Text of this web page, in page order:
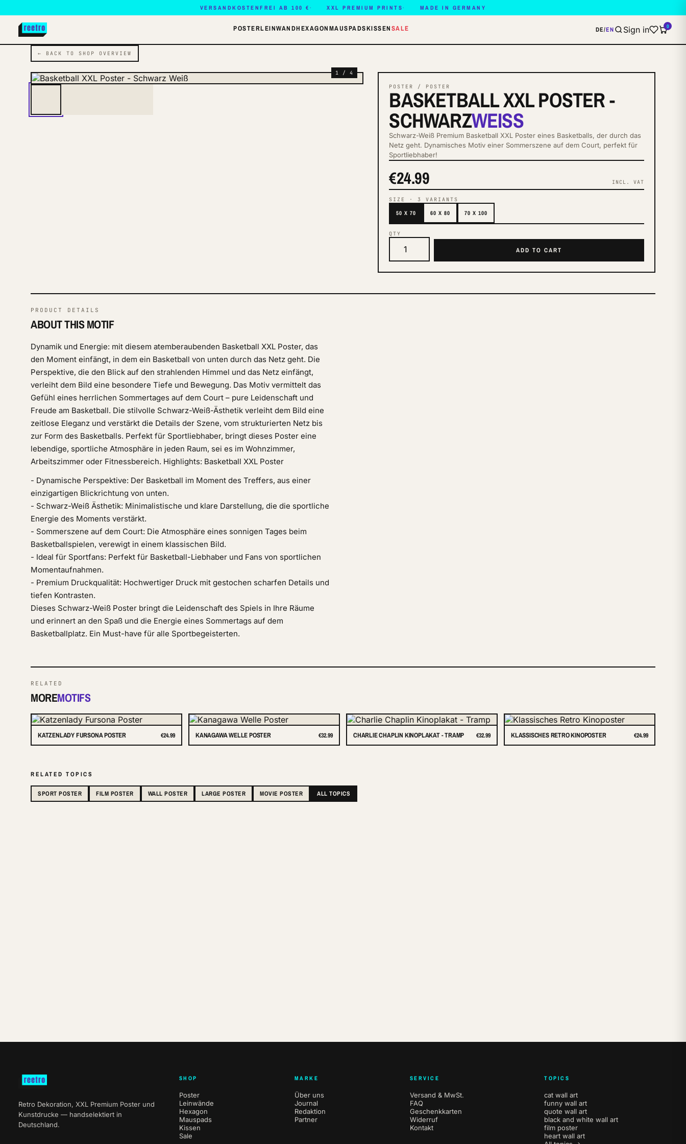
VERSANDKOSTENFREI AB 100 € XXL PREMIUM PRINTS MADE IN GERMANY
POSTERLEINWANDHEXAGONMAUSPADSKISSENSALE DE/EN Sign in 0
← BACK TO SHOP OVERVIEW
1 / 4
POSTER / POSTER
BASKETBALL XXL POSTER -
SCHWARZWEISS
Schwarz-Weiß Premium Basketball XXL Poster eines Basketballs, der durch das
Netz geht. Dynamisches Motiv einer Sommerszene auf dem Court, perfekt für
Sportliebhaber!
€24.99 INCL. VAT
SIZE ·3 VARIANTS
50 X 70 60 X 80 70 X 100
QTY
ADD TO CART
PRODUCT DETAILS
ABOUT THIS MOTIF
Dynamik und Energie: mit diesem atemberaubenden Basketball XXL Poster, das
den Moment einfängt, in dem ein Basketball von unten durch das Netz geht. Die
Perspektive, die den Blick auf den strahlenden Himmel und das Netz einfängt,
verleiht dem Bild eine besondere Tiefe und Bewegung. Das Motiv vermittelt das
Gefühl eines herrlichen Sommertages auf dem Court – pure Leidenschaft und
Freude am Basketball. Die stilvolle Schwarz-Weiß-Ästhetik verleiht dem Bild eine
zeitlose Eleganz und verstärkt die Details der Szene, vom strukturierten Netz bis
zur Form des Basketballs. Perfekt für Sportliebhaber, bringt dieses Poster eine
lebendige, sportliche Atmosphäre in jeden Raum, sei es im Wohnzimmer,
Arbeitszimmer oder Fitnessbereich. Highlights: Basketball XXL Poster
- Dynamische Perspektive: Der Basketball im Moment des Treffers, aus einer
einzigartigen Blickrichtung von unten.
- Schwarz-Weiß Ästhetik: Minimalistische und klare Darstellung, die die sportliche
Energie des Moments verstärkt.
- Sommerszene auf dem Court: Die Atmosphäre eines sonnigen Tages beim
Basketballspielen, verewigt in einem klassischen Bild.
- Ideal für Sportfans: Perfekt für Basketball-Liebhaber und Fans von sportlichen
Momentaufnahmen.
- Premium Druckqualität: Hochwertiger Druck mit gestochen scharfen Details und
tiefen Kontrasten.
Dieses Schwarz-Weiß Poster bringt die Leidenschaft des Spiels in Ihre Räume
und erinnert an den Spaß und die Energie eines Sommertags auf dem
Basketballplatz. Ein Must-have für alle Sportbegeisterten.
RELATED
MOREMOTIFS
KATZENLADY FURSONA POSTER €24.99 KANAGAWA WELLE POSTER €32.99 CHARLIE CHAPLIN KINOPLAKAT - TRAMP €32.99 KLASSISCHES RETRO KINOPOSTER €24.99
RELATED TOPICS
SPORT POSTER FILM POSTER WALL POSTER LARGE POSTER MOVIE POSTER ALL TOPICS
Retro Dekoration, XXL Premium Poster und
Kunstdrucke — handselektiert in
Deutschland.
SHOP
Poster
Leinwände
Hexagon
Mauspads
Kissen
Sale
MARKE
Über uns
Journal
Redaktion
Partner
SERVICE
Versand & MwSt.
FAQ
Geschenkkarten
Widerruf
Kontakt
TOPICS
cat wall art
funny wall art
quote wall art
black and white wall art
film poster
heart wall art